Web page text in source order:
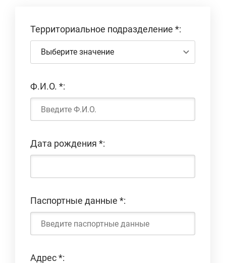
Территориальное подразделение *:
Выберите значение
Ф.И.О. *:
Дата рождения *:
Паспортные данные *:
Адрес*: